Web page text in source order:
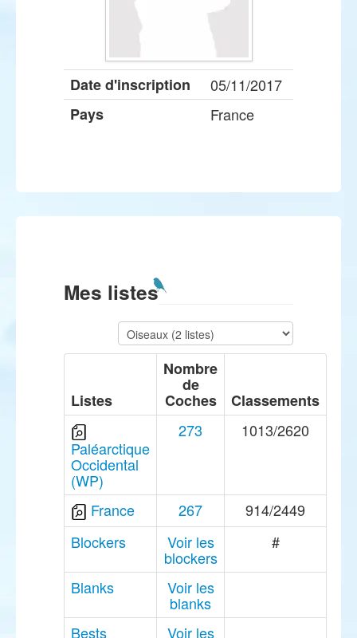
Date d'inscription
05/11/2017
Pays
France
Mes listes
Listes
Nombre
de
Coches Classements
Paléarctique
Occidental
(WP)
273 1013/2620
France 267
914/2449
Blockers
Voir les
blockers
#
Blanks Voir les
blanks
Bests
Voir les